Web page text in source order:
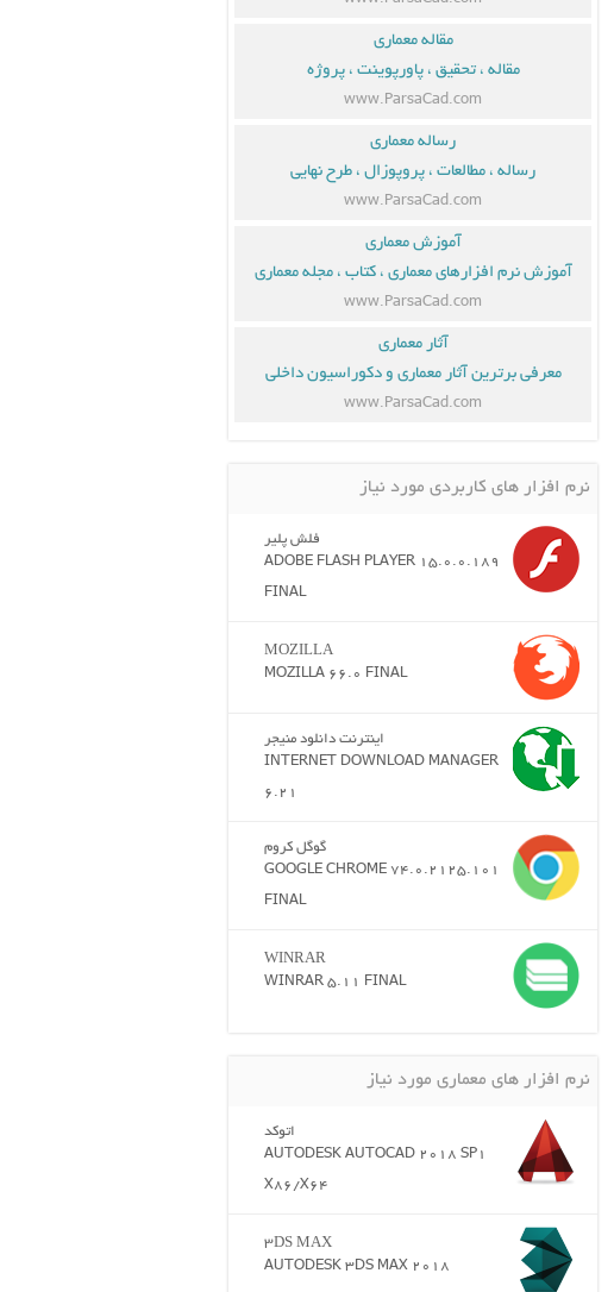
مقاله معماری
مقاله ، تحقیق ، پاورپوینت ، پروژه
www.ParsaCad.com
رساله معماری
رساله ، مطالعات ، پروپوزال ، طرح نهایی
www.ParsaCad.com
آموزش معماری
آموزش نرم افزارهای معماری ، کتاب ، مجله معماری
www.ParsaCad.com
آثار معماری
معرفی برترین آثار معماری و دکوراسیون داخلی
www.ParsaCad.com
نرم افزار های کاربردی مورد نیاز
فلش پلیر
ADOBE FLASH PLAYER 15.0.0.189
FINAL
MOZILLA
MOZILLA 66.0 FINAL
اینترنت دانلود منیجر
INTERNET DOWNLOAD MANAGER
6.21
گوگل کروم
GOOGLE CHROME 74.0.2125.101
FINAL
WINRAR
WINRAR 5.11 FINAL
نرم افزار های معماری مورد نیاز
اتوکد
AUTODESK AUTOCAD 2018 SP1
X86/X64
3DS MAX
AUTODESK 3DS MAX 2018